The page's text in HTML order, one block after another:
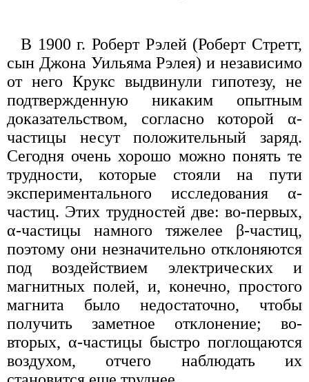
В 1900 г. Роберт Рэлей (Роберт Стретт,
сын Джона Уильяма Рэлея) и независимо
от него Крукс выдвинули гипотезу, не
подтвержденную никаким опытным
доказательством, согласно которой α-
частицы несут положительный заряд.
Сегодня очень хорошо можно понять те
трудности, которые стояли на пути
экспериментального исследования α-
частиц. Этих трудностей две: во-первых,
α-частицы намного тяжелее β-частиц,
поэтому они незначительно отклоняются
под воздействием электрических и
магнитных полей, и, конечно, простого
магнита было недостаточно, чтобы
получить заметное отклонение; во-
вторых, α-частицы быстро поглощаются
воздухом, отчего наблюдать их